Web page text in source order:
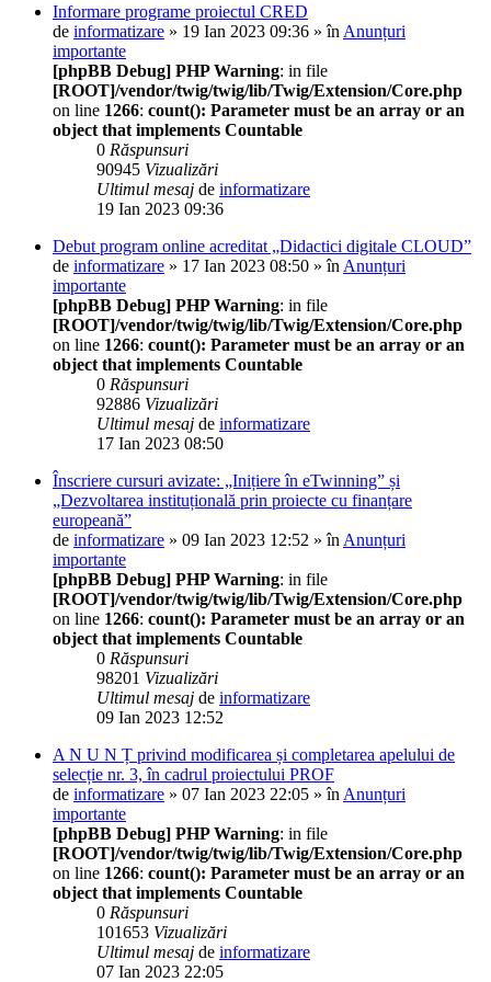
Informare programe proiectul CRED
de informatizare » 19 Ian 2023 09:36 » în Anunțuri
importante
[phpBB Debug] PHP Warning: in file
[ROOT]/vendor/twig/twig/lib/Twig/Extension/Core.php
on line 1266: count(): Parameter must be an array or an
object that implements Countable
0 Răspunsuri
90945 Vizualizări
Ultimul mesaj de informatizare
19 Ian 2023 09:36
Debut program online acreditat „Didactici digitale CLOUD”
de informatizare » 17 Ian 2023 08:50 » în Anunțuri
importante
[phpBB Debug] PHP Warning: in file
[ROOT]/vendor/twig/twig/lib/Twig/Extension/Core.php
on line 1266: count(): Parameter must be an array or an
object that implements Countable
0 Răspunsuri
92886 Vizualizări
Ultimul mesaj de informatizare
17 Ian 2023 08:50
Înscriere cursuri avizate: „Inițiere în eTwinning” și
„Dezvoltarea instituțională prin proiecte cu finanțare
europeană”
de informatizare » 09 Ian 2023 12:52 » în Anunțuri
importante
[phpBB Debug] PHP Warning: in file
[ROOT]/vendor/twig/twig/lib/Twig/Extension/Core.php
on line 1266: count(): Parameter must be an array or an
object that implements Countable
0 Răspunsuri
98201 Vizualizări
Ultimul mesaj de informatizare
09 Ian 2023 12:52
A N U N Ț privind modificarea și completarea apelului de
selecție nr. 3, în cadrul proiectului PROF
de informatizare » 07 Ian 2023 22:05 » în Anunțuri
importante
[phpBB Debug] PHP Warning: in file
[ROOT]/vendor/twig/twig/lib/Twig/Extension/Core.php
on line 1266: count(): Parameter must be an array or an
object that implements Countable
0 Răspunsuri
101653 Vizualizări
Ultimul mesaj de informatizare
07 Ian 2023 22:05